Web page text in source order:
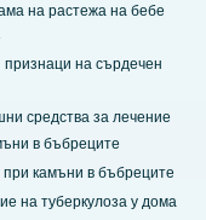
на растежа на бебе
признаци на сърдечен
средства за лечение
в бъбреците
при камъни в бъбреците
на туберкулоза у дома